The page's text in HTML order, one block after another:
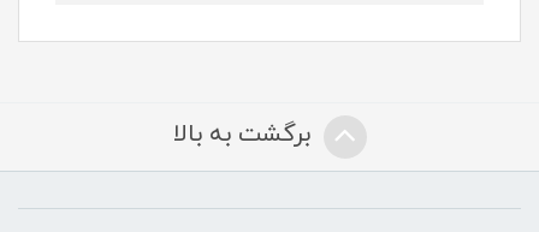
برگشت به بالا